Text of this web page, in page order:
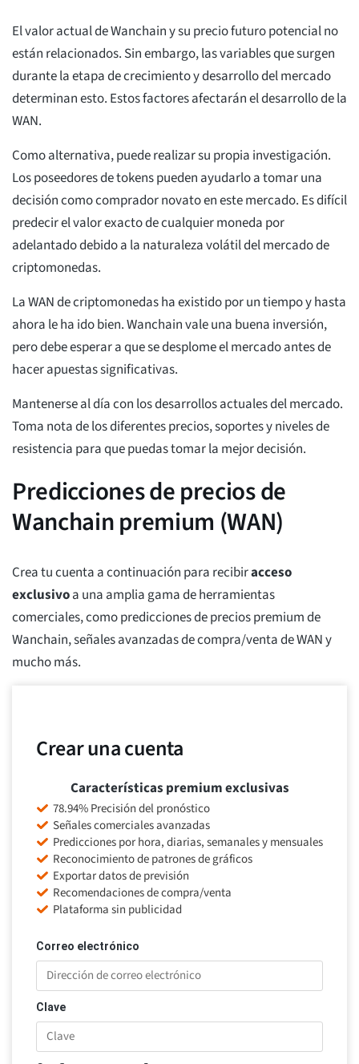
El valor actual de Wanchain y su precio futuro potencial no
están relacionados. Sin embargo, las variables que surgen
durante la etapa de crecimiento y desarrollo del mercado
determinan esto. Estos factores afectarán el desarrollo de la
WAN.
Como alternativa, puede realizar su propia investigación.
Los poseedores de tokens pueden ayudarlo a tomar una
decisión como comprador novato en este mercado. Es difícil
predecir el valor exacto de cualquier moneda por
adelantado debido a la naturaleza volátil del mercado de
criptomonedas.
La WAN de criptomonedas ha existido por un tiempo y hasta
ahora le ha ido bien. Wanchain vale una buena inversión,
pero debe esperar a que se desplome el mercado antes de
hacer apuestas significativas.
Mantenerse al día con los desarrollos actuales del mercado.
Toma nota de los diferentes precios, soportes y niveles de
resistencia para que puedas tomar la mejor decisión.
Predicciones de precios de
Wanchain premium (WAN)
Crea tu cuenta a continuación para recibiracceso
exclusivoa una amplia gama de herramientas
comerciales, como predicciones de precios premium de
Wanchain, señales avanzadas de compra/venta de WAN y
mucho más.
Crear una cuenta
Correo electrónico
Clave
Características premium exclusivas
78.94% Precisión del pronóstico
Señales comerciales avanzadas
Predicciones por hora, diarias, semanales y mensuales
Reconocimiento de patrones de gráficos
Exportar datos de previsión
Recomendaciones de compra/venta
Plataforma sin publicidad